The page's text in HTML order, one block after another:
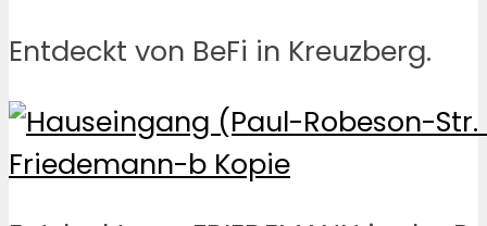
Entdeckt von BeFi in Kreuzberg.